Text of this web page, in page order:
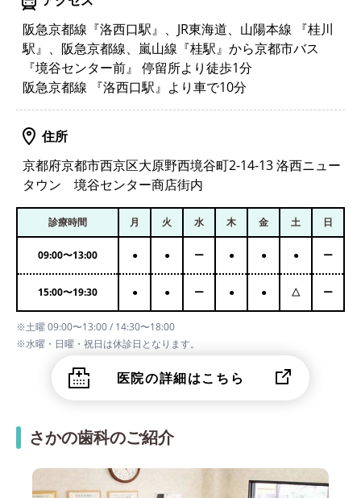
阪急京都線『洛西口駅』、JR東海道、山陽本線 『桂川
駅』、阪急京都線、嵐山線『桂駅』から京都市バス
『境谷センター前』 停留所より徒歩1分
阪急京都線 『洛西口駅』より車で10分
住所
京都府京都市西京区大原野西境谷町2-14-13 洛西ニュー
タウン 境谷センター商店街内
診療時間 月 火 水 木 金 土 日
09:00〜13:00 ● ● ー ● ● ● ー
15:00〜19:30 ● ● ー ● ● △ ー
※土曜 09:00〜13:00 / 14:30〜18:00
※水曜・日曜・祝日は休診日となります。
医院の詳細はこちら
さかの歯科のご紹介